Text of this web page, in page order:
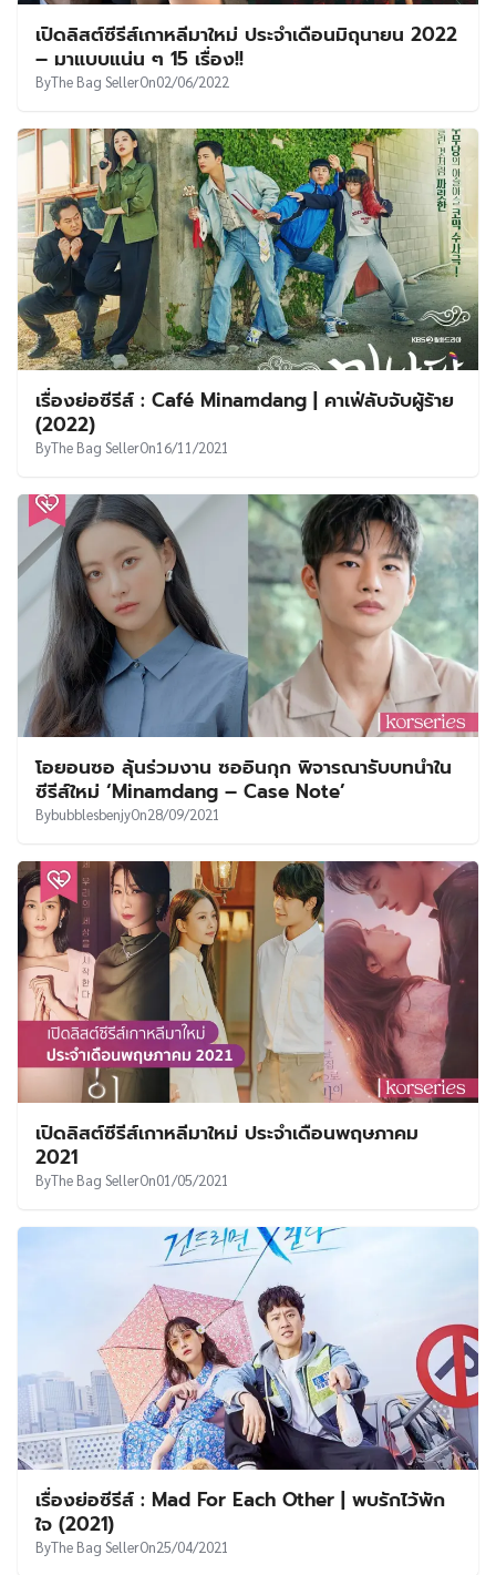
เปิดลิสต์ซีรีส์เกาหลีมาใหม่ ประจำเดือนมิถุนายน 2022
– มาแบบแน่น ๆ 15 เรื่อง!!
ByThe Bag SellerOn02/06/2022
เรื่องย่อซีรีส์ : Café Minamdang | คาเฟ่ลับจับผู้ร้าย
(2022)
ByThe Bag SellerOn16/11/2021
โอยอนซอ ลุ้นร่วมงาน ซออินกุก พิจารณารับบทนำใน
ซีรีส์ใหม่ ‘Minamdang – Case Note’
BybubblesbenjyOn28/09/2021
เปิดลิสต์ซีรีส์เกาหลีมาใหม่ ประจำเดือนพฤษภาคม
2021
ByThe Bag SellerOn01/05/2021
เรื่องย่อซีรีส์ : Mad For Each Other | พบรักไว้พัก
ใจ (2021)
ByThe Bag SellerOn25/04/2021